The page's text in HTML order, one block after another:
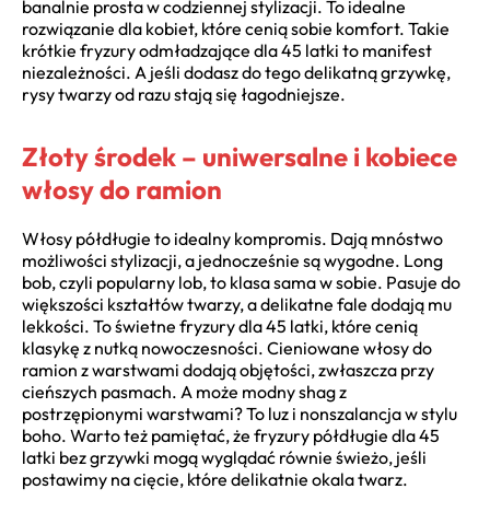
banalnie prosta w codziennej stylizacji. To idealne
rozwiązanie dla kobiet, które cenią sobie komfort. Takie
krótkie fryzury odmładzające dla 45 latki to manifest
niezależności. A jeśli dodasz do tego delikatną grzywkę,
rysy twarzy od razu stają się łagodniejsze.
Złoty środek – uniwersalne i kobiece
włosy do ramion
Włosy półdługie to idealny kompromis. Dają mnóstwo
możliwości stylizacji, a jednocześnie są wygodne. Long
bob, czyli popularny lob, to klasa sama w sobie. Pasuje do
większości kształtów twarzy, a delikatne fale dodają mu
lekkości. To świetne fryzury dla 45 latki, które cenią
klasykę z nutką nowoczesności. Cieniowane włosy do
ramion z warstwami dodają objętości, zwłaszcza przy
cieńszych pasmach. A może modny shag z
postrzępionymi warstwami? To luz i nonszalancja w stylu
boho. Warto też pamiętać, że fryzury półdługie dla 45
latki bez grzywki mogą wyglądać równie świeżo, jeśli
postawimy na cięcie, które delikatnie okala twarz.